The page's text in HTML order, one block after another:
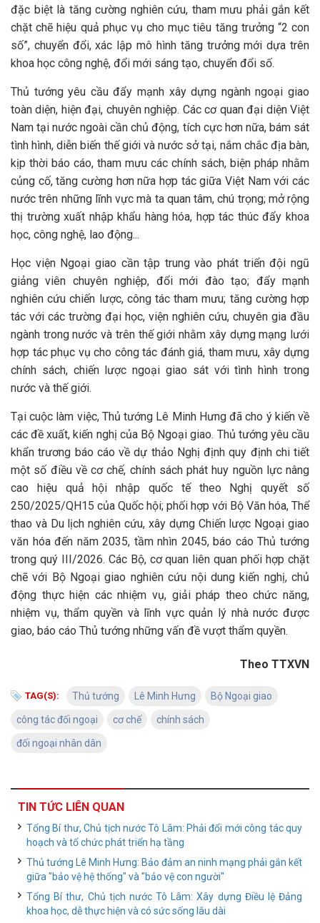
đặc biệt là tăng cường nghiên cứu, tham mưu phải gắn kết
chặt chẽ hiệu quả phục vụ cho mục tiêu tăng trưởng “2 con
số”, chuyển đổi, xác lập mô hình tăng trưởng mới dựa trên
khoa học công nghệ, đổi mới sáng tạo, chuyển đổi số.
Thủ tướng yêu cầu đẩy mạnh xây dựng ngành ngoại giao
toàn diện, hiện đại, chuyên nghiệp. Các cơ quan đại diện Việt
Nam tại nước ngoài cần chủ động, tích cực hơn nữa, bám sát
tình hình, diễn biến thế giới và nước sở tại, nắm chắc địa bàn,
kịp thời báo cáo, tham mưu các chính sách, biện pháp nhằm
củng cố, tăng cường hơn nữa hợp tác giữa Việt Nam với các
nước trên những lĩnh vực mà ta quan tâm, chú trọng; mở rộng
thị trường xuất nhập khẩu hàng hóa, hợp tác thúc đẩy khoa
học, công nghệ, lao động...
Học viện Ngoại giao cần tập trung vào phát triển đội ngũ
giảng viên chuyên nghiệp, đổi mới đào tạo; đẩy mạnh
nghiên cứu chiến lược, công tác tham mưu; tăng cường hợp
tác với các trường đại học, viện nghiên cứu, chuyên gia đầu
ngành trong nước và trên thế giới nhằm xây dựng mạng lưới
hợp tác phục vụ cho công tác đánh giá, tham mưu, xây dựng
chính sách, chiến lược ngoại giao sát với tình hình trong
nước và thế giới.
Tại cuộc làm việc, Thủ tướng Lê Minh Hưng đã cho ý kiến về
các đề xuất, kiến nghị của Bộ Ngoại giao. Thủ tướng yêu cầu
khẩn trương báo cáo về dự thảo Nghị định quy định chi tiết
một số điều về cơ chế, chính sách phát huy nguồn lực nâng
cao hiệu quả hội nhập quốc tế theo Nghị quyết số
250/2025/QH15 của Quốc hội; phối hợp với Bộ Văn hóa, Thể
thao và Du lịch nghiên cứu, xây dựng Chiến lược Ngoại giao
văn hóa đến năm 2035, tầm nhìn 2045, báo cáo Thủ tướng
trong quý III/2026. Các Bộ, cơ quan liên quan phối hợp chặt
chẽ với Bộ Ngoại giao nghiên cứu nội dung kiến nghị, chủ
động thực hiện các nhiệm vụ, giải pháp theo chức năng,
nhiệm vụ, thẩm quyền và lĩnh vực quản lý nhà nước được
giao, báo cáo Thủ tướng những vấn đề vượt thẩm quyền.
Theo TTXVN
TAG(S): Thủ tướng Lê Minh Hưng Bộ Ngoại giao
công tác đối ngoại cơ chế chính sách
đối ngoại nhân dân
TIN TỨC LIÊN QUAN
Tổng Bí thư, Chủ tịch nước Tô Lâm: Phải đổi mới công tác quy
hoạch và tổ chức phát triển hạ tầng
Thủ tướng Lê Minh Hưng: Bảo đảm an ninh mạng phải gắn kết
giữa "bảo vệ hệ thống" và "bảo vệ con người"
Tổng Bí thư, Chủ tịch nước Tô Lâm: Xây dựng Điều lệ Đảng
khoa học, dễ thực hiện và có sức sống lâu dài